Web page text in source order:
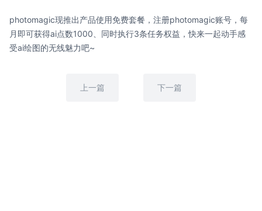
photomagic现推出产品使用免费套餐，注册photomagic账号，每
月即可获得ai点数1000、同时执行3条任务权益，快来一起动手感
受ai绘图的无线魅力吧~
上一篇 下一篇